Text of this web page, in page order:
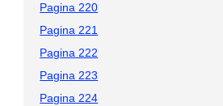
Pagina 220
Pagina 221
Pagina 222
Pagina 223
Pagina 224